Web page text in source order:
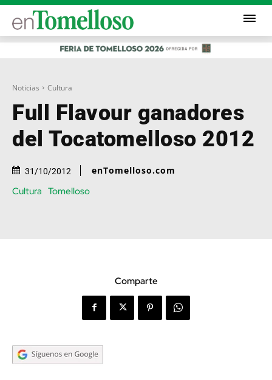
Noticias Cultura
Full Flavour ganadores
del Tocatomelloso 2012
31/10/2012 enTomelloso.com
Cultura Tomelloso
Comparte